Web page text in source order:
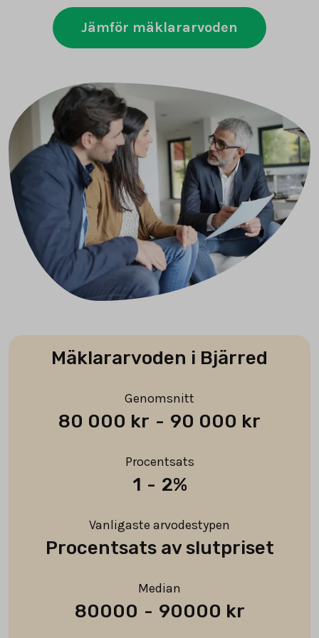
Jämför mäklararvoden
Mäklararvoden i Bjärred
Genomsnitt
80 000 kr - 90 000 kr
Procentsats
1 - 2%
Vanligaste arvodestypen
Procentsats av slutpriset
Median
80000 - 90000 kr